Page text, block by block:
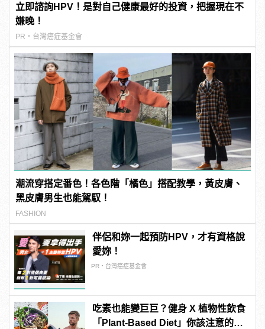
立即諮詢HPV！是對自己健康最好的投資，把握現在不
嫌晚！
PR・台灣癌症基金會
潮流穿搭定番色！各色階「橘色」搭配教學，黃皮膚、
黑皮膚男生也能駕馭！
FASHION
伴侶和妳一起預防HPV，才有資格說
愛妳！
PR・台灣癌症基金會
吃素也能變巨巨？健身 X 植物性飲食
「Plant-Based Diet」你該注意的4